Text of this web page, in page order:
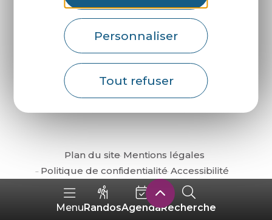
Personnaliser
Tout refuser
MenuRandosAgendaRecherche
Comment venir ?
Plan du site Mentions légales
Politique de confidentialité Accessibilité